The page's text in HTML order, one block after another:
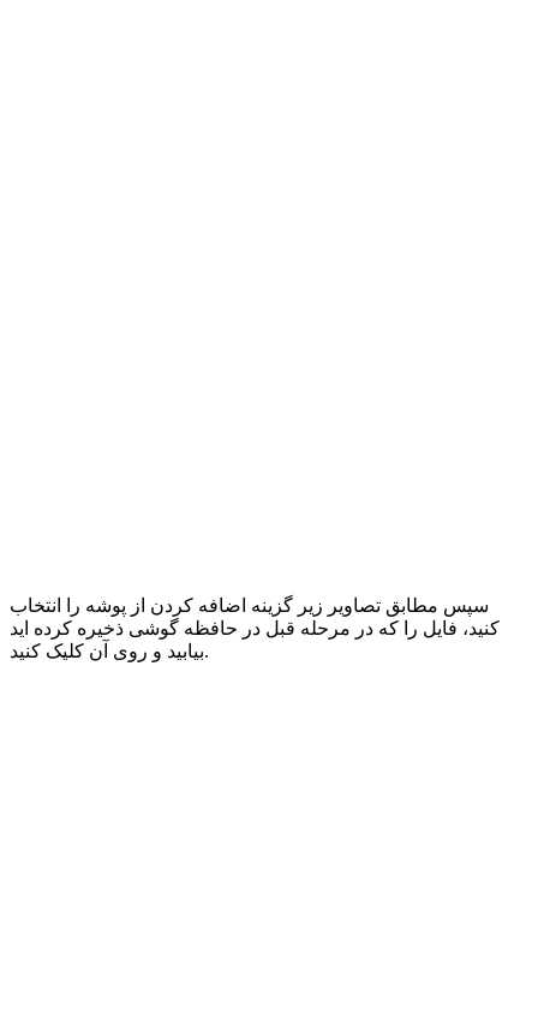
سپس مطابق تصاویر زیر گزینه اضافه کردن از پوشه را انتخاب
کنید، فایل را که در مرحله قبل در حافظه گوشی ذخیره کرده اید
بیابید و روی آن کلیک کنید.